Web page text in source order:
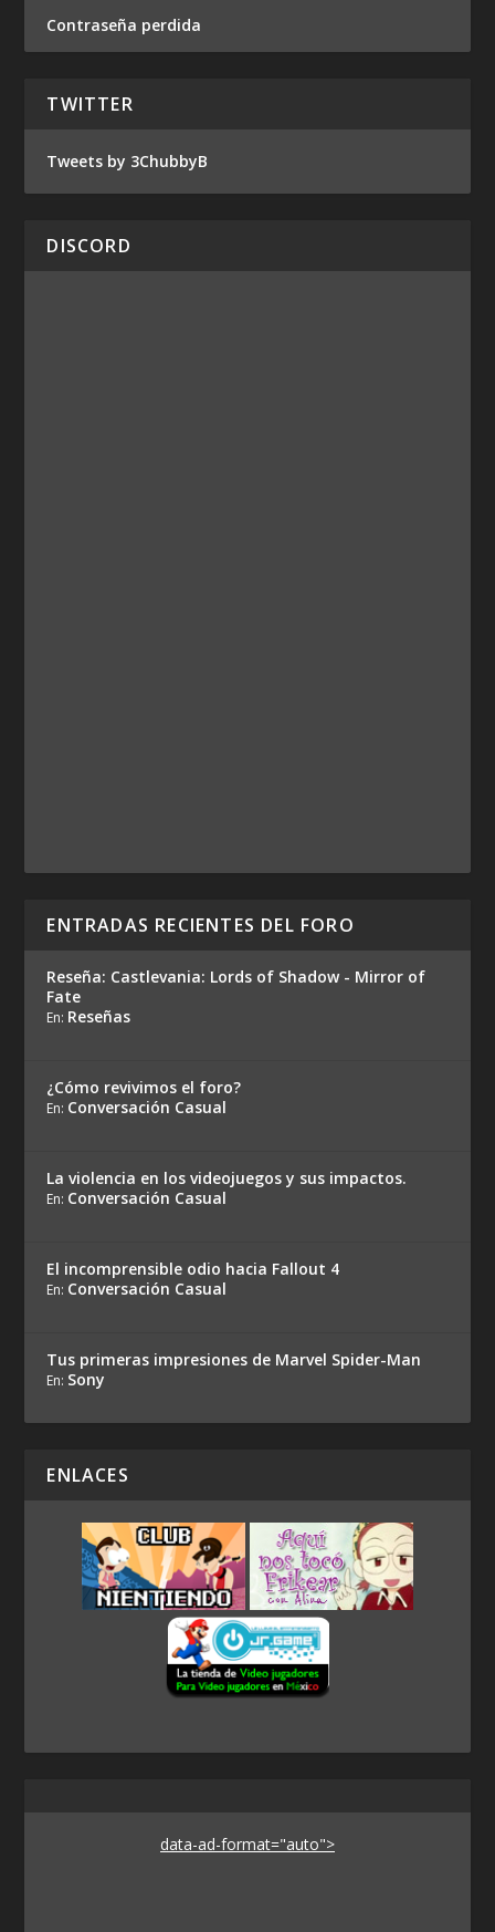
Contraseña perdida
TWITTER
Tweets by 3ChubbyB
DISCORD
ENTRADAS RECIENTES DEL FORO
Reseña: Castlevania: Lords of Shadow - Mirror of
Fate
En: Reseñas
¿Cómo revivimos el foro?
En: Conversación Casual
La violencia en los videojuegos y sus impactos.
En: Conversación Casual
El incomprensible odio hacia Fallout 4
En: Conversación Casual
Tus primeras impresiones de Marvel Spider-Man
En: Sony
ENLACES
data-ad-format="auto">